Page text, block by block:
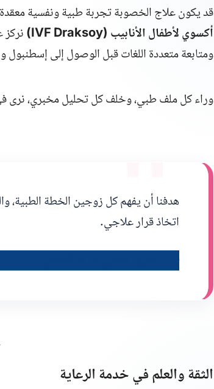
قد يكون علاج الخصوبة تجربة طبية ونفسية
أكسوي لأطفال الأنابيب (Draksoy
IVF
)
ومتابعة متعددة اللغات قبل الوصول إلى إسطنبول
وراء كل ملف طبي، وخلف كل تحليل مخبري، نرى
"
هدفنا أن يفهم كل زوجين الخطة الطبية،
اتخاذ قرار علاجي.
الثقة والعلم في خدمة الرعاية